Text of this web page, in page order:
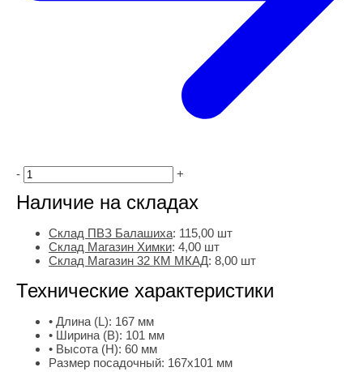
- +
Наличие на складах
Склад ПВЗ Балашиха: 115,00 шт
Склад Магазин Химки: 4,00 шт
Склад Магазин 32 КМ МКАД: 8,00 шт
Технические характеристики
• Длина (L): 167 мм
• Ширина (B): 101 мм
• Высота (H): 60 мм
Размер посадочный: 167х101 мм